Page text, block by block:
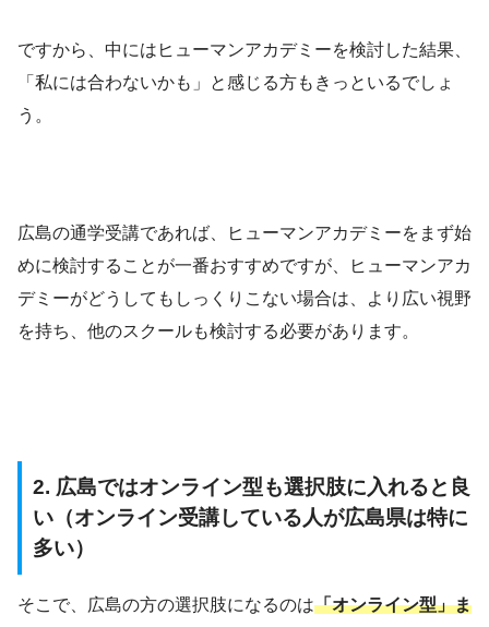
ですから、中にはヒューマンアカデミーを検討した結果、
「私には合わないかも」と感じる方もきっといるでしょ
う。
広島の通学受講であれば、ヒューマンアカデミーをまず始
めに検討することが一番おすすめですが、ヒューマンアカ
デミーがどうしてもしっくりこない場合は、より広い視野
を持ち、他のスクールも検討する必要があります。
2. 広島ではオンライン型も選択肢に入れると良
い（オンライン受講している人が広島県は特に
多い）
そこで、広島の方の選択肢になるのは「オンライン型」ま